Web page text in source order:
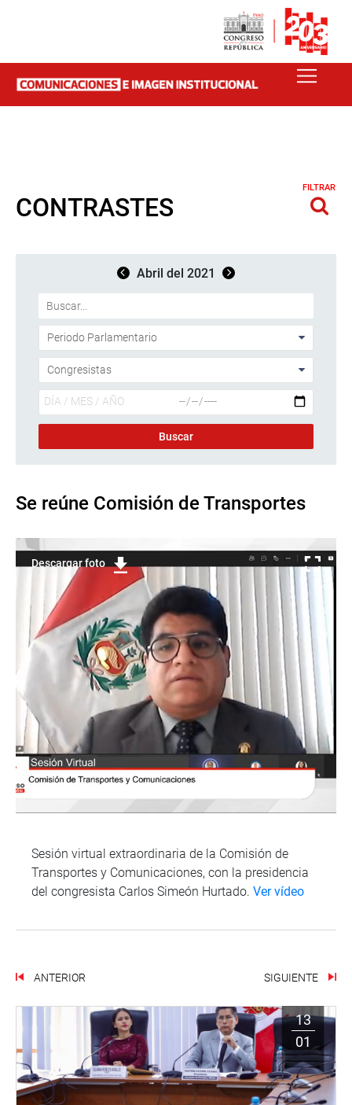
CONTRASTES
FILTRAR
Abril del 2021
Se reúne Comisión de Transportes
Descargar foto
Sesión virtual extraordinaria de la Comisión de
Transportes y Comunicaciones, con la presidencia
del congresista Carlos Simeón Hurtado. Ver vídeo
ANTERIOR SIGUIENTE
13
01